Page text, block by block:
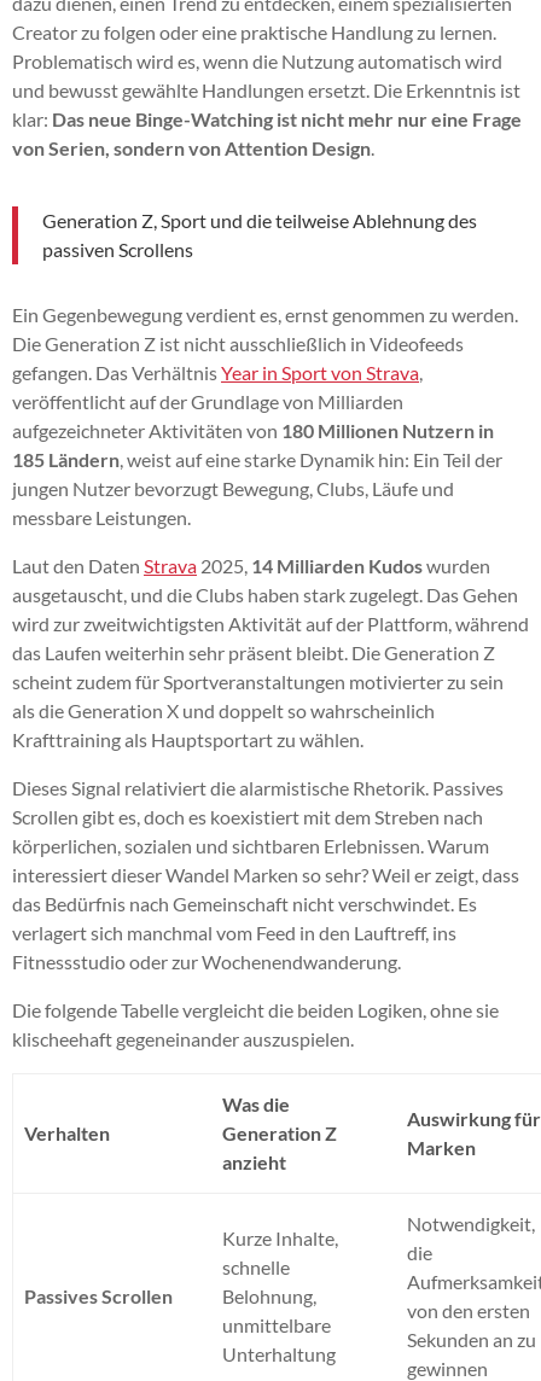
Creator zu folgen oder eine praktische Handlung zu lernen.
Problematisch wird es, wenn die Nutzung automatisch wird
und bewusst gewählte Handlungen ersetzt. Die Erkenntnis ist
klar: Das neue Binge-Watching ist nicht mehr nur eine Frage
von Serien, sondern von Attention Design
Generation Z, Sport und die teilweise Ablehnung des
passiven Scrollens
Ein Gegenbewegung verdient es, ernst genommen zu werden.
Die Generation Z ist nicht ausschließlich in Videofeeds
gefangen. Das VerhältnisYear in Sport von Strava
veröffentlicht auf der Grundlage von Milliarden
aufgezeichneter Aktivitäten von 180 Millionen Nutzern in
185 Ländern , weist auf eine starke Dynamik hin: Ein Teil der
jungen Nutzer bevorzugt Bewegung, Clubs, Läufe und
messbare Leistungen.
Laut den Daten Strava 2025, 14 Milliarden Kudoswurden
ausgetauscht, und die Clubs haben stark zugelegt. Das Gehen
wird zur zweitwichtigsten Aktivität auf der Plattform, während
das Laufen weiterhin sehr präsent bleibt. Die Generation Z
scheint zudem für Sportveranstaltungen motivierter zu sein
als die Generation X und doppelt so wahrscheinlich
Krafttraining als Hauptsportart zu wählen.
Dieses Signal relativiert die alarmistische Rhetorik. Passives
Scrollen gibt es, doch es koexistiert mit dem Streben nach
körperlichen, sozialen und sichtbaren Erlebnissen. Warum
interessiert dieser Wandel Marken so sehr? Weil er zeigt, dass
das Bedürfnis nach Gemeinschaft nicht verschwindet. Es
verlagert sich manchmal vom Feed in den Lauftreff, ins
Fitnessstudio oder zur Wochenendwanderung.
Die folgende Tabelle vergleicht die beiden Logiken, ohne sie
klischeehaft gegeneinander auszuspielen.
Verhalten
Was die
Generation Z
anzieht
Auswirkung für
Marken
Passives Scrollen
Kurze Inhalte,
schnelle
Belohnung,
unmittelbare
Unterhaltung
Notwendigkeit,
die
von den ersten
Sekunden an zu
gewinnen